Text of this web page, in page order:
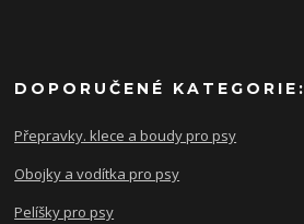
DOPORUČENÉ KATEGORIE:
Přepravky. klece a boudy pro psy
Obojky a vodítka pro psy
Pelíšky pro psy